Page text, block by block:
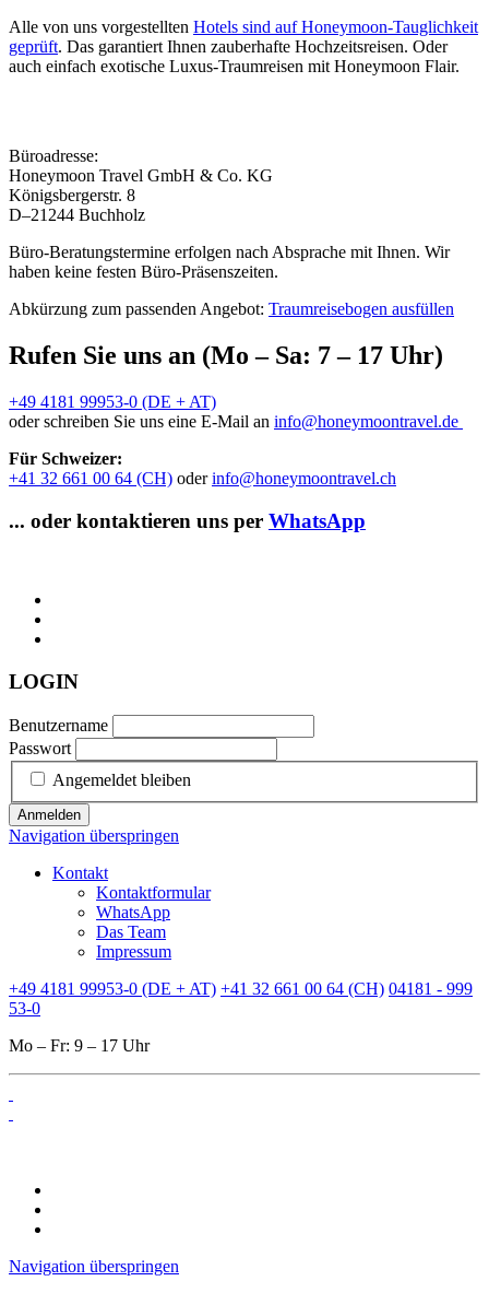
Alle von uns vorgestellten Hotels sind auf Honeymoon-Tauglichkeit
geprüft. Das garantiert Ihnen zauberhafte Hochzeitsreisen. Oder
auch einfach exotische Luxus-Traumreisen mit Honeymoon Flair.
Büroadresse:
Honeymoon Travel GmbH & Co. KG
Königsbergerstr. 8
D–21244 Buchholz
Büro-Beratungstermine erfolgen nach Absprache mit Ihnen. Wir
haben keine festen Büro-Präsenszeiten.
Abkürzung zum passenden Angebot: Traumreisebogen ausfüllen
Rufen Sie uns an (Mo – Sa: 7 – 17 Uhr)
+49 4181 99953-0 (DE + AT)
oder schreiben Sie uns eine E-Mail an info@honeymoontravel.de
Für Schweizer:
+41 32 661 00 64 (CH) oderinfo@honeymoontravel.ch
... oder kontaktieren uns per WhatsApp
LOGIN
Benutzername
Passwort
Angemeldet bleiben
Anmelden
Navigation überspringen
Kontakt
Kontaktformular
WhatsApp
Das Team
Impressum
+49 4181 99953-0 (DE + AT) +41 32 661 00 64 (CH) 04181 - 999
53-0
Mo – Fr: 9 – 17 Uhr
Navigation überspringen